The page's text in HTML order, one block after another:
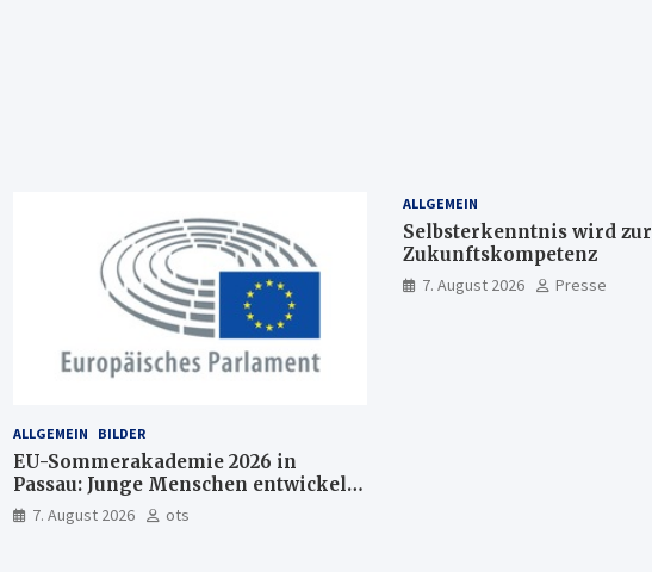
ALLGEMEIN BILDER
EU-Sommerakademie 2026 in
Passau: Junge Menschen entwickeln
Ideen für Europas Zukunft
7. August 2026 ots
ALLGEMEIN
Selbsterkenntnis wird zur
Zukunftskompetenz
7. August 2026 Presse